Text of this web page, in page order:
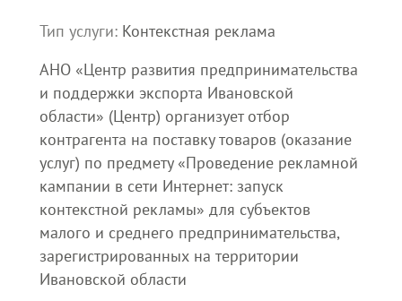
Тип услуги: Контекстная реклама
АНО «Центр развития предпринимательства
и поддержки экспорта Ивановской
области» (Центр) организует отбор
контрагента на поставку товаров (оказание
услуг) по предмету «Проведение рекламной
кампании в сети Интернет: запуск
контекстной рекламы» для субъектов
малого и среднего предпринимательства,
зарегистрированных на территории
Ивановской области